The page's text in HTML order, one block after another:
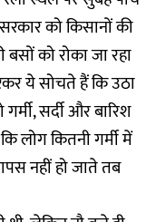
को किसानों की
को रोका जा रहा
ये सोचते हैं कि उठा
सर्दी और बारिश
लोग कितनी गर्मी में
नहीं हो जाते तब